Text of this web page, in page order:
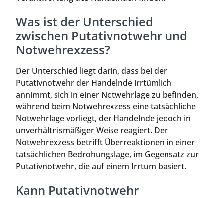
Was ist der Unterschied
zwischen Putativnotwehr und
Notwehrexzess?
Der Unterschied liegt darin, dass bei der
Putativnotwehr der Handelnde irrtümlich
annimmt, sich in einer Notwehrlage zu befinden,
während beim Notwehrexzess eine tatsächliche
Notwehrlage vorliegt, der Handelnde jedoch in
unverhältnismäßiger Weise reagiert. Der
Notwehrexzess betrifft Überreaktionen in einer
tatsächlichen Bedrohungslage, im Gegensatz zur
Putativnotwehr, die auf einem Irrtum basiert.
Kann Putativnotwehr